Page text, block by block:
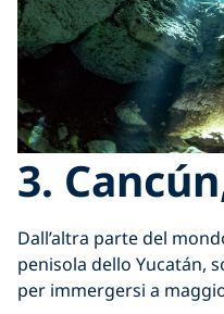
3.
Dall’altra parte del
penisola dello Yucatán,
per immergersi a